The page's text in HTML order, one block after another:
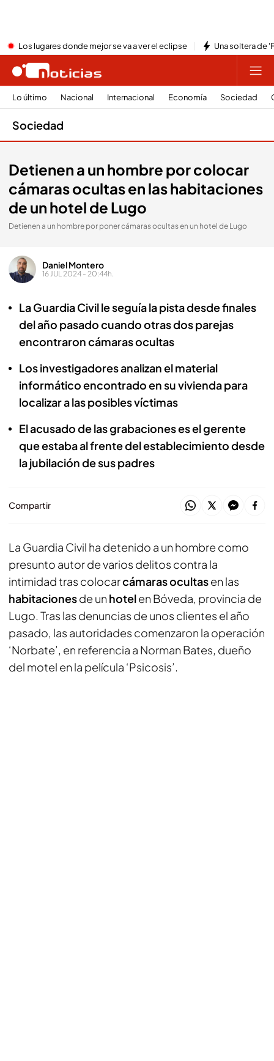
Los lugares donde mejor se va a ver el eclipse Una soltera de
Lo último Nacional Internacional Economía Sociedad
Sociedad
Detienen a un hombre por colocar
cámaras ocultas en las habitaciones
de un hotel de Lugo
Detienen a un hombre por poner cámaras ocultas en un hotel de Lugo
Daniel Montero
16 JUL 2024 - 20:44h.
La Guardia Civil le seguía la pista desde finales
del año pasado cuando otras dos parejas
encontraron cámaras ocultas
Los investigadores analizan el material
informático encontrado en su vivienda para
localizar a las posibles víctimas
El acusado de las grabaciones es el gerente
que estaba al frente del establecimiento desde
la jubilación de sus padres
Compartir
La Guardia Civil ha detenido a un hombre como
presunto autor de varios delitos contra la
intimidad tras colocarcámaras ocultasen las
habitacionesde un hotelen Bóveda, provincia de
Lugo. Tras las denuncias de unos clientes el año
pasado, las autoridades comenzaron la operación
‘Norbate’, en referencia a Norman Bates, dueño
del motel en la película ‘Psicosis’.